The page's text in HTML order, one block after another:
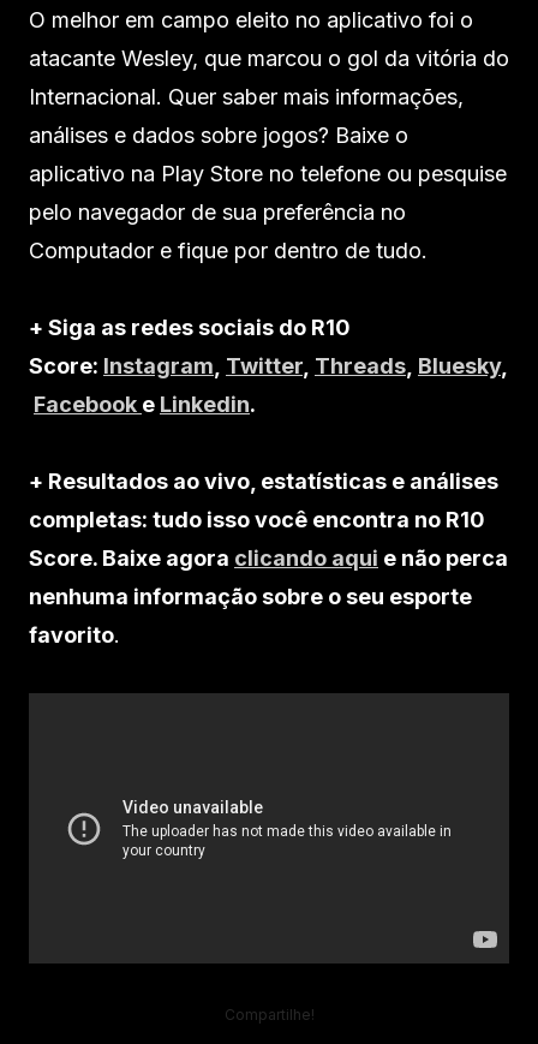
O melhor em campo eleito no aplicativo foi o
atacante Wesley, que marcou o gol da vitória do
Internacional. Quer saber mais informações,
análises e dados sobre jogos? Baixe o
aplicativo na Play Store no telefone ou pesquise
pelo navegador de sua preferência no
Computador e fique por dentro de tudo.
+ Siga as redes sociais do R10
Score: Instagram Twitter Threads Bluesky,
Facebook e Linkedin.
+ Resultados ao vivo, estatísticas e análises
completas: tudo isso você encontra no R10
Score. Baixe agora clicando aqui e não perca
nenhuma informação sobre o seu esporte
favorito.
Compartilhe!